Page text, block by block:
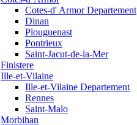
Cotes-d' Armor Departement
Dinan
Plouguenast
Pontrieux
Saint-Jacut-de-la-Mer
Finistere
Ille-et-Vilaine
Ille-et-Vilaine Departement
Rennes
Saint-Malo
Morbihan